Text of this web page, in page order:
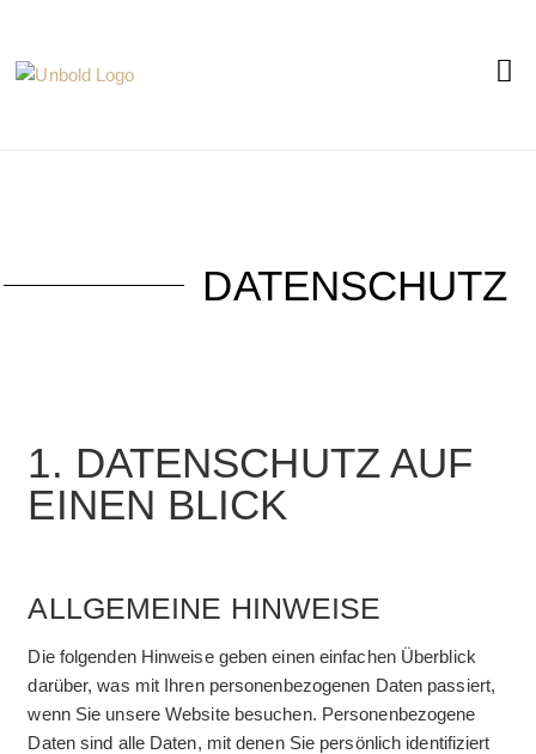
DATENSCHUTZ
1. DATENSCHUTZ AUF
EINEN BLICK
ALLGEMEINE HINWEISE
Die folgenden Hinweise geben einen einfachen Überblick
darüber, was mit Ihren personenbezogenen Daten passiert,
wenn Sie unsere Website besuchen. Personenbezogene
Daten sind alle Daten, mit denen Sie persönlich identifiziert